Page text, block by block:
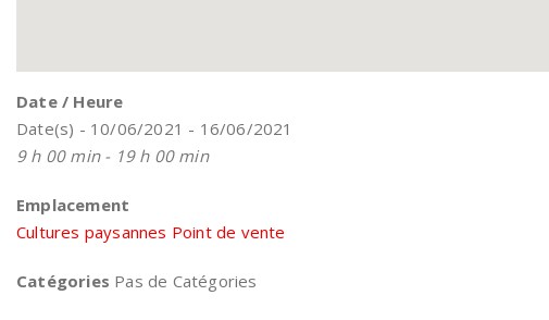
Date / Heure
Date(s) - 10/06/2021 - 16/06/2021
9 h 00 min - 19 h 00 min
Emplacement
Cultures paysannes Point de vente
Catégories Pas de Catégories